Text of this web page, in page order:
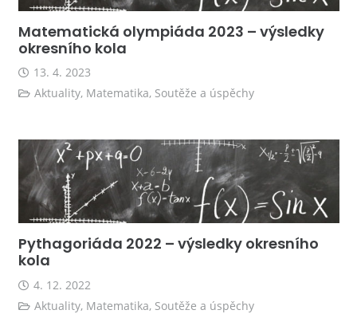
Matematická olympiáda 2023 – výsledky
okresního kola
13. 4. 2023
Aktuality, Matematika, Soutěže a úspěchy
Pythagoriáda 2022 – výsledky okresního
kola
4. 12. 2022
Aktuality, Matematika, Soutěže a úspěchy